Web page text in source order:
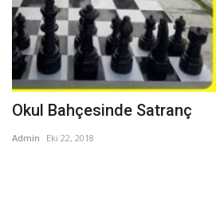
Okul Bahçesinde Satranç
Admin Eki 22, 2018